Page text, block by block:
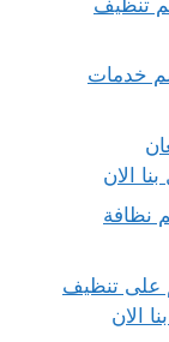
بالمجمعه بـ25%خصم خدمات
لمعان
الان
بـ20%خصم نظافة
بـ45%خصم على تنظيف
الان